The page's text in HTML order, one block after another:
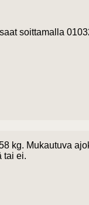
soittamalla
kg. Mukautuva
tai ei.